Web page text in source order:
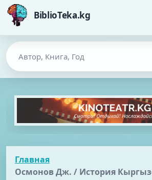
BiblioTeka.kg
Главная
Осмонов Дж. / История